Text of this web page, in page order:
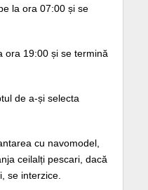
la ora 07:00 și se
ora 19:00 și se termină
de a-și selecta
cu navomodel,
ceilalți pescari, dacă
se interzice.